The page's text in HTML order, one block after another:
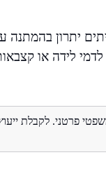
יתרון בהמתנה
לידה או
פרטני. לקבלת